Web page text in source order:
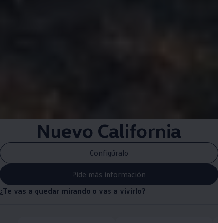
Nuevo California
Configúralo
Pide más información
¿Te vas a quedar mirando o vas a vivirlo?